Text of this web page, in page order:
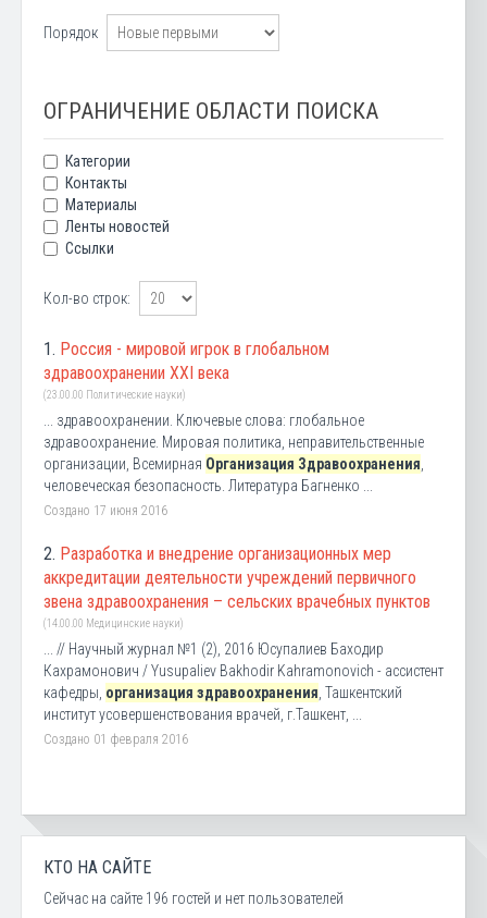
Порядок
ОГРАНИЧЕНИЕ ОБЛАСТИ ПОИСКА
Категории
Контакты
Материалы
Ленты новостей
Ссылки
Кол-во строк:
1. Россия - мировой игрок в глобальном
здравоохранении XXI века
(23.00.00 Политические науки)
... здравоохранении. Ключевые слова: глобальное
здравоохранение. Мировая политика, неправительственные
организации, Всемирная Организация Здравоохранения
человеческая безопасность. Литература Багненко ...
Создано 17 июня 2016
2. Разработка и внедрение организационных мер
аккредитации деятельности учреждений первичного
звена здравоохранения – сельских врачебных пунктов
(14.00.00 Медицинские науки)
... // Научный журнал №1 (2), 2016 Юсупалиев Баходир
Кахрамонович / Yusupaliev Bakhodir Kahramonovich - ассистент
кафедры, организация здравоохранения , Ташкентский
институт усовершенствования врачей, г.Ташкент, ...
Создано 01 февраля 2016
КТО НА САЙТЕ
Сейчас на сайте 196 гостей и нет пользователей